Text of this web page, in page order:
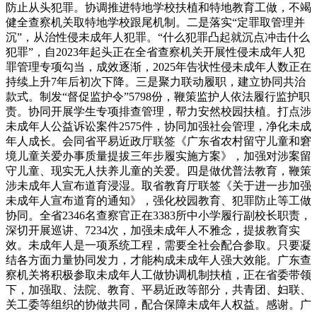
防止从头犯罪。协调推进特地学校扶植和特地教育工做，不竭
健全查察机关取特地学校跟尾机制。二是落实“定罪取管理并
沉”，从治性侵未成年人犯罪。“什么犯罪凸起就沉点冲击什么
犯罪”，自2023年起头正在全省查察机关开展性侵未成年人犯
罪管理专项勾当，成效逐渐，2025年告状性侵未成年人数正在
持续上升7年后初次下降。三是聚力联动履职，建立协同共治
款式。制发“督促监护令”5798份，鞭策监护人依法履行监护职
责。协同开展学生专项排查管理，帮力安然校园扶植。打点涉
未成年人公益诉讼案件2575件，协同加强社会管理，净化未成
年人成长。会同省平易近政厅联签《广东省农村留守儿童和窘
境儿童关爱办事质量提拔三年步履实施方案》，加强对涉案留
守儿童、现实无人扶养儿童的关爱。四是做优普法教育，鞭策
涉未成年人宣布道育浸湿。取省教育厅联签《关于进一步加强
未成年人宣布道育的通知》，强化校园教育、犯罪防止等工做
协同。全省2346名查察官正在3383所中小学履行副校长职责，
深切开展巡讲、7234次，加强未成年人不雅念，提拔教育实
效。未成年人是一项系统工程，需要全社会配合参取。只要凝
结各方面力量协同发力，才能构成未成年人强大效能。广东查
察机关将积极参取未成年人工做协调机制扶植，正在省委带领
下，加强取、法院、教育、平易近政等部分，共青团、妇联、
关工委等组织的协做共同，配合保障未成年人权益。感谢。广